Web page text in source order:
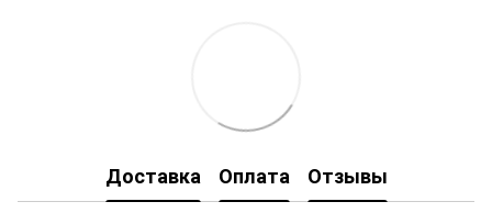
Доставка Оплата Отзывы